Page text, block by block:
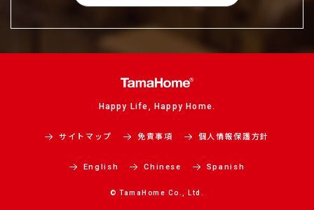
Happy Life, Happy Home.
サイトマップ 免責事項 個人情報保護方針
English Chinese Spanish
© TamaHome Co., Ltd.